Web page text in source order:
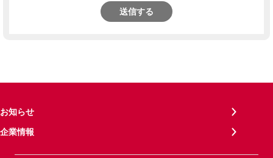
送信する
お知らせ
企業情報